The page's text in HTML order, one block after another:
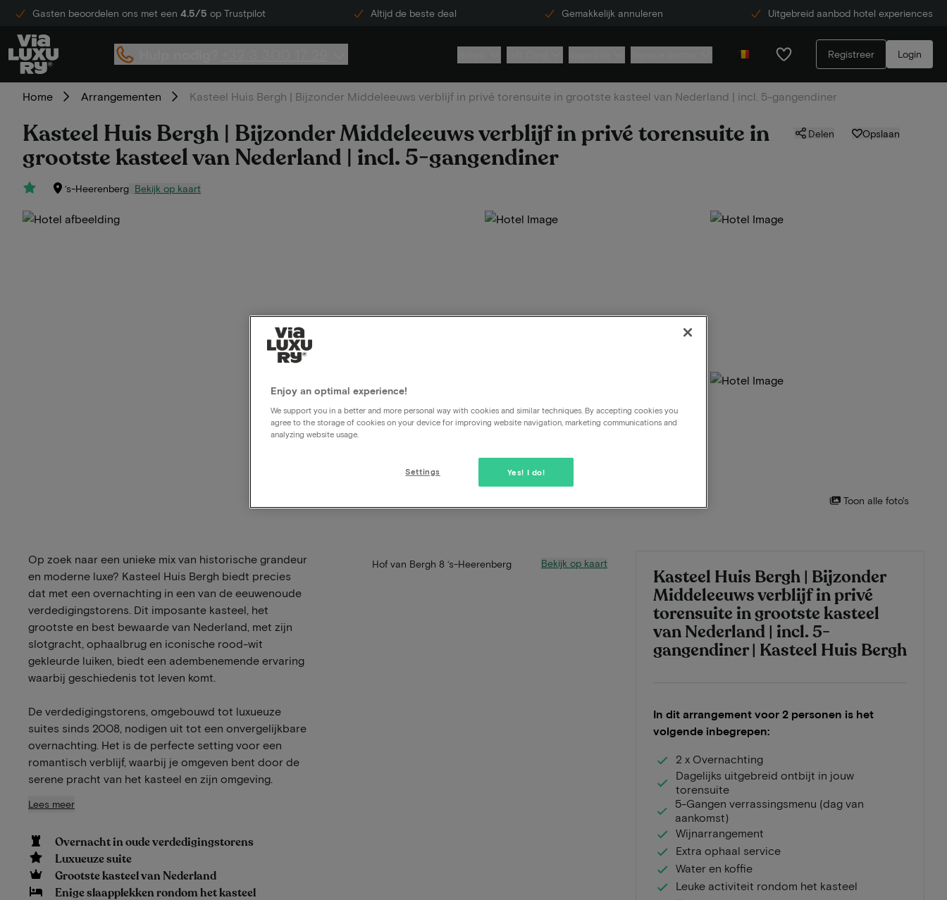
Gasten beoordelen ons met een 4.5/5 op Trustpilot Altijd de beste deal Gemakkelijk annuleren Uitgebreid aanbod hotel experiences
Registreer Login
Home Arrangementen Kasteel Huis Bergh | Bijzonder Middeleeuws verblijf in privé torensuite in grootste kasteel van Nederland | incl. 5-gangendiner
Kasteel Huis Bergh | Bijzonder Middeleeuws verblijf in privé torensuite in
grootste kasteel van Nederland | incl. 5-gangendiner
‘s-Heerenberg Bekijk op kaart
Delen Opslaan
Toon alle foto's
Kasteel Huis Bergh | Bijzonder
Middeleeuws verblijf in privé
torensuite in grootste kasteel
van Nederland | incl. 5-
gangendiner | Kasteel Huis Bergh
In dit arrangement voor 2 personen is het
volgende inbegrepen:
2 x Overnachting
Dagelijks uitgebreid ontbijt in jouw
torensuite
5-Gangen verrassingsmenu (dag van
aankomst)
Wijnarrangement
Extra ophaal service
Water en koffie
Leuke activiteit rondom het kasteel
Op zoek naar een unieke mix van historische grandeur
en moderne luxe? Kasteel Huis Bergh biedt precies
dat met een overnachting in een van de eeuwenoude
verdedigingstorens. Dit imposante kasteel, het
grootste en best bewaarde van Nederland, met zijn
slotgracht, ophaalbrug en iconische rood-wit
gekleurde luiken, biedt een adembenemende ervaring
waarbij geschiedenis tot leven komt.
De verdedigingstorens, omgebouwd tot luxueuze
suites sinds 2008, nodigen uit tot een onvergelijkbare
overnachting. Het is de perfecte setting voor een
romantisch verblijf, waarbij je omgeven bent door de
serene pracht van het kasteel en zijn omgeving.
Lees meer
Overnacht in oude verdedigingstorens
Luxueuze suite
Grootste kasteel van Nederland
Enige slaapplekken rondom het kasteel
Hof van Bergh 8 ‘s-Heerenberg Bekijk op kaart
Enjoy an optimal experience!
We support you in a better and more personal way with cookies and similar techniques. By accepting cookies you
agree to the storage of cookies on your device for improving website navigation, marketing communications and
analyzing website usage.
Yes! I do!
Settings